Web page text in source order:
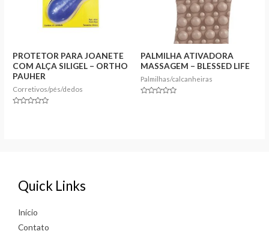
PROTETOR PARA JOANETE
COM ALÇA SILIGEL – ORTHO
PAUHER
Corretivos/pés/dedos
PALMILHA ATIVADORA
MASSAGEM – BLESSED LIFE
Palmilhas/calcanheiras
Quick Links
Início
Contato